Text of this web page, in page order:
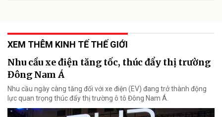
XEM THÊM KINH TẾ THẾ GIỚI
Nhu cầu xe điện tăng tốc, thúc đẩy thị trường
Đông Nam Á
Nhu cầu ngày càng tăng đối với xe điện (EV) đang trở thành động
lực quan trọng thúc đẩy thị trường ô tô Đông Nam Á.